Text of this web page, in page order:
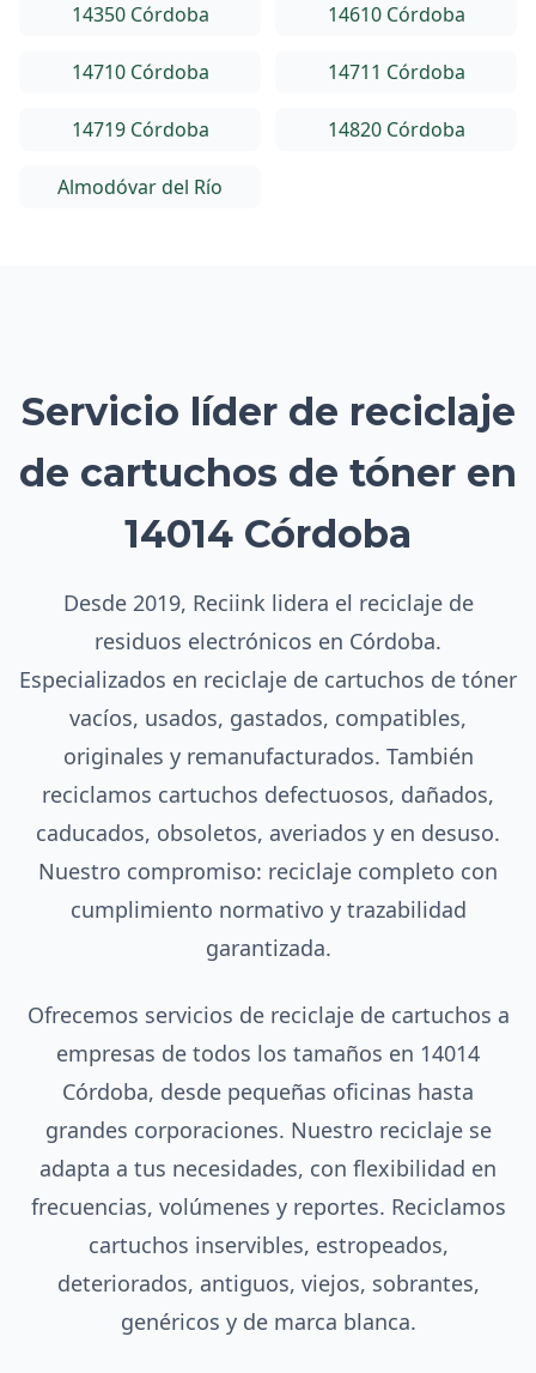
14350 Córdoba 14610 Córdoba
14710 Córdoba 14711 Córdoba
14719 Córdoba 14820 Córdoba
Almodóvar del Río
Servicio líder de reciclaje
de cartuchos de tóner en
14014 Córdoba
Desde 2019, Reciink lidera el reciclaje de
residuos electrónicos en Córdoba.
Especializados en reciclaje de cartuchos de tóner
vacíos, usados, gastados, compatibles,
originales y remanufacturados. También
reciclamos cartuchos defectuosos, dañados,
caducados, obsoletos, averiados y en desuso.
Nuestro compromiso: reciclaje completo con
cumplimiento normativo y trazabilidad
garantizada.
Ofrecemos servicios de reciclaje de cartuchos a
empresas de todos los tamaños en 14014
Córdoba, desde pequeñas oficinas hasta
grandes corporaciones. Nuestro reciclaje se
adapta a tus necesidades, con flexibilidad en
frecuencias, volúmenes y reportes. Reciclamos
cartuchos inservibles, estropeados,
deteriorados, antiguos, viejos, sobrantes,
genéricos y de marca blanca.